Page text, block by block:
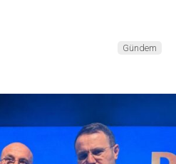
Gündem